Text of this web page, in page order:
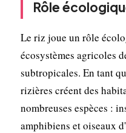
Rôle
Le riz joue un rôle
écosystèmes agricoles
subtropicales. En tant
rizières créent des
nombreuses espèces :
amphibiens et oiseaux